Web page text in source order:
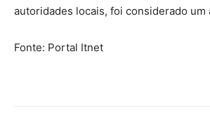
autoridades locais, foi considerado um
Fonte: Portal Itnet